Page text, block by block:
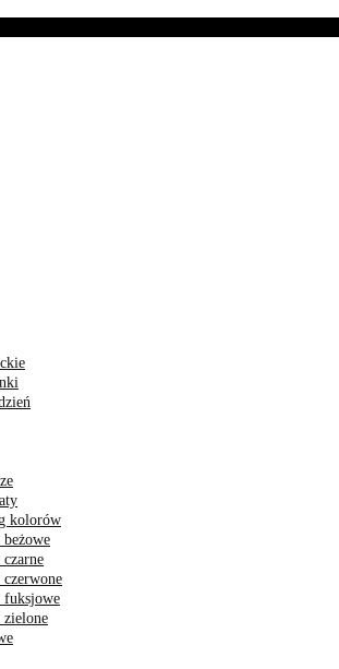
kolorów
fuksjowe
zielone